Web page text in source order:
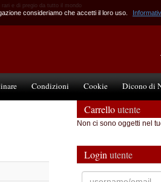
rari e di pregio da tutto il mondo
Condizioni Cookie Dicono di
Carrelloutente
Non ci sono oggetti nel
Login utente
consideriamo che accetti il loro uso.